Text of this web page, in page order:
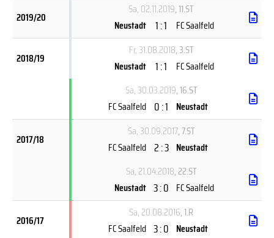
2019/20
Sa, 02.11.2019, 11.ST
Neustadt 1 : 1 FC Saalfeld
2018/19
Fr, 31.08.2018, 3.ST
Neustadt 1 : 1
FC Saalfeld
Sa, 30.03.2019, 16.ST
FC Saalfeld 0 : 1 Neustadt
2017/18
Sa, 30.09.2017, 7.ST
FC Saalfeld 2 : 3 Neustadt
Sa, 21.04.2018, 22.ST
Neustadt 3 : 0 FC Saalfeld
2016/17
Sa, 20.08.2016, 1.R
FC Saalfeld 3 : 0 Neustadt